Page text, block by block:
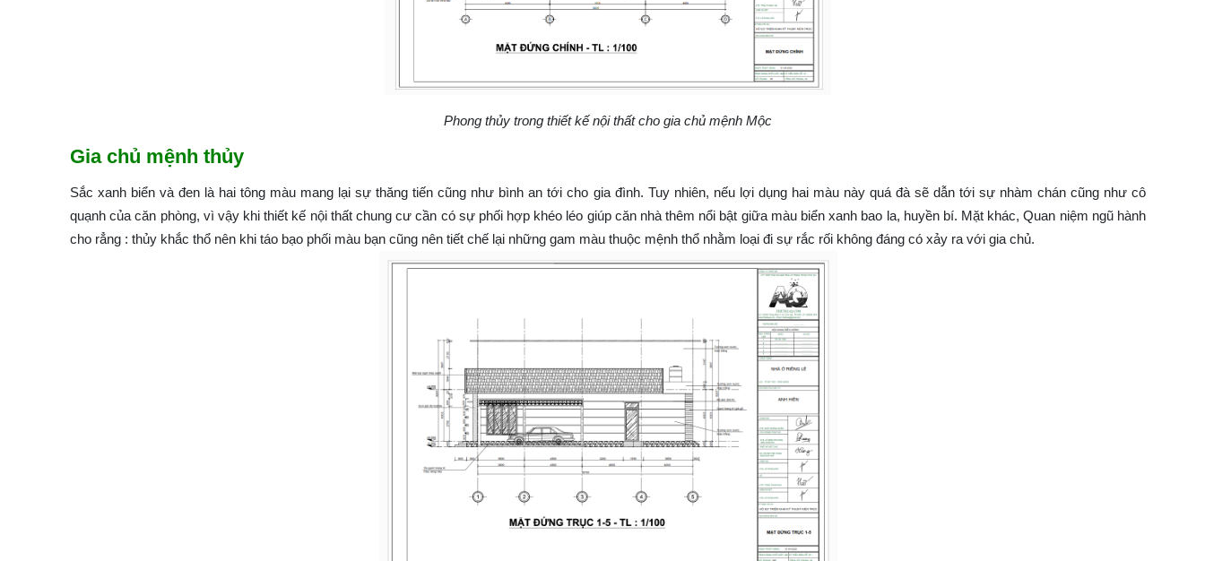
Phong thủy trong thiết kế nội thất cho gia chủ mệnh Mộc
Gia chủ mệnh thủy
Sắc xanh biển và đen là hai tông màu mang lại sự thăng tiến cũng như bình an tới cho gia đình. Tuy nhiên, nếu lợi dụng hai màu này quá đà sẽ dẫn tới sự nhàm chán cũng như cô
quạnh của căn phòng, vì vậy khi thiết kế nội thất chung cư cần có sự phối hợp khéo léo giúp căn nhà thêm nổi bật giữa màu biển xanh bao la, huyền bí. Mặt khác, Quan niệm ngũ hành
cho rẳng : thủy khắc thổ nên khi táo bạo phối màu bạn cũng nên tiết chế lại những gam màu thuộc mệnh thổ nhằm loại đi sự rắc rối không đáng có xảy ra với gia chủ.